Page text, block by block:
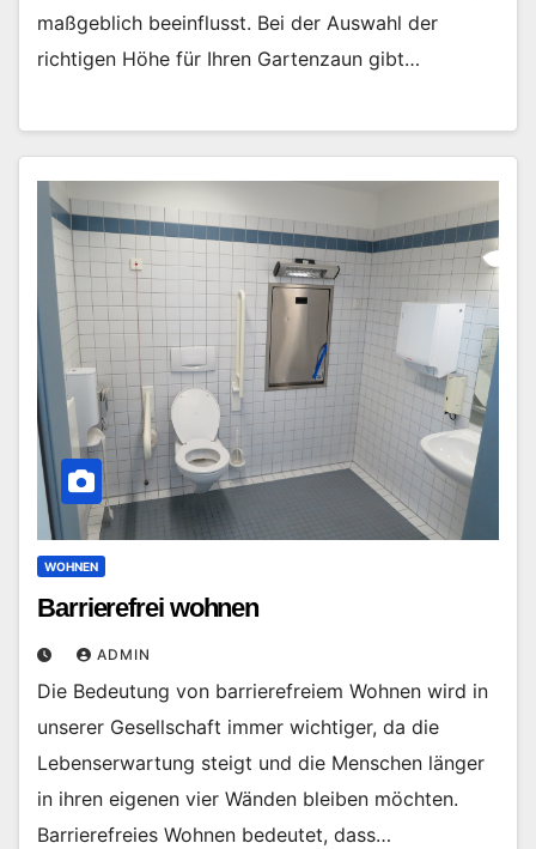
maßgeblich beeinflusst. Bei der Auswahl der
richtigen Höhe für Ihren Gartenzaun gibt…
WOHNEN
Barrierefrei wohnen
ADMIN
Die Bedeutung von barrierefreiem Wohnen wird in
unserer Gesellschaft immer wichtiger, da die
Lebenserwartung steigt und die Menschen länger
in ihren eigenen vier Wänden bleiben möchten.
Barrierefreies Wohnen bedeutet, dass…